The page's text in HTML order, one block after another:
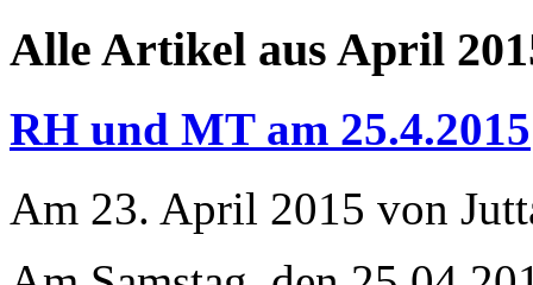
Alle Artikel aus April
RH und MT am 25.4.2015
Am 23. April 2015 von